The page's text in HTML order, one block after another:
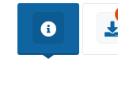
Transparência
Editais